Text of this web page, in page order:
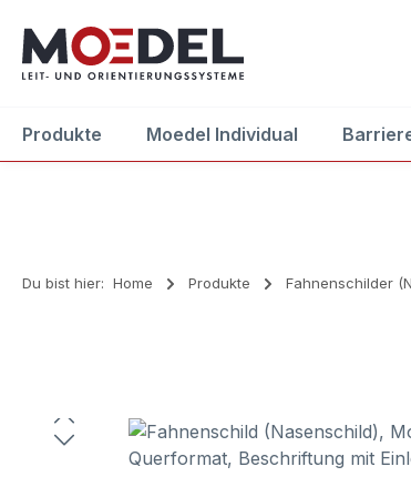
Hauptinhalt springen
Zur Suche springen
Zur Hauptnavigation springen
Produkte Moedel Individual
Du bist hier: Home Produkte Fahnenschilder
Bildergalerie überspringen